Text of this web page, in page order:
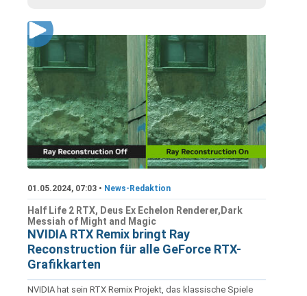
01.05.2024, 07:03 • News-Redaktion
Half Life 2 RTX, Deus Ex Echelon Renderer,Dark
Messiah of Might and Magic
NVIDIA RTX Remix bringt Ray
Reconstruction für alle GeForce RTX-
Grafikkarten
NVIDIA hat sein RTX Remix Projekt, das klassische Spiele